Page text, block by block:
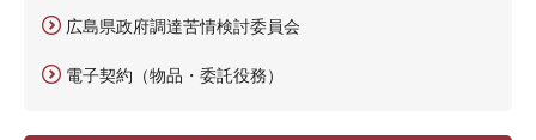
広島県政府調達苦情検討委員会
電子契約（物品・委託役務）